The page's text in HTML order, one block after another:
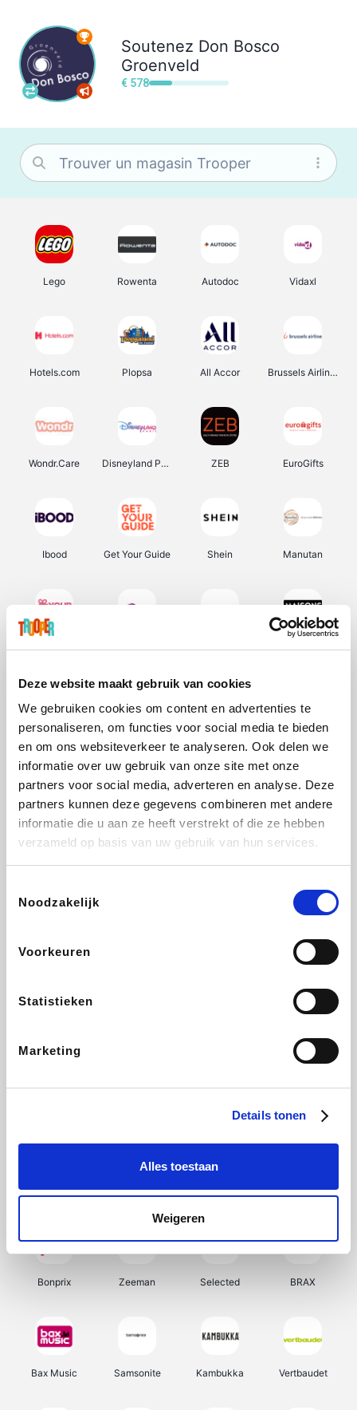
Deze website maakt gebruik van cookies
We gebruiken cookies om content en advertenties te
personaliseren, om functies voor social media te bieden
en om ons websiteverkeer te analyseren. Ook delen we
informatie over uw gebruik van onze site met onze
partners voor social media, adverteren en analyse. Deze
partners kunnen deze gegevens combineren met andere
informatie die u aan ze heeft verstrekt of die ze hebben
verzameld op basis van uw gebruik van hun services.
Noodzakelijk
Voorkeuren
Statistieken
Marketing
Details tonen
Alles toestaan
Weigeren
Soutenez Don Bosco
Groenveld
€ 578
Lego Rowenta Autodoc Vidaxl
Hotels.com Plopsa All Accor Brussels Airlines
Wondr.Care Disneyland Paris ZEB EuroGifts
Ibood Get Your Guide Shein Manutan
Sarenza Interhome Schiesser Bolt Energie
DeubaXXL
Ekoi About You
My Jewellery Tennis Point Samsung Delonghi
Bonprix Zeeman Selected BRAX
Bax Music Samsonite Kambukka Vertbaudet